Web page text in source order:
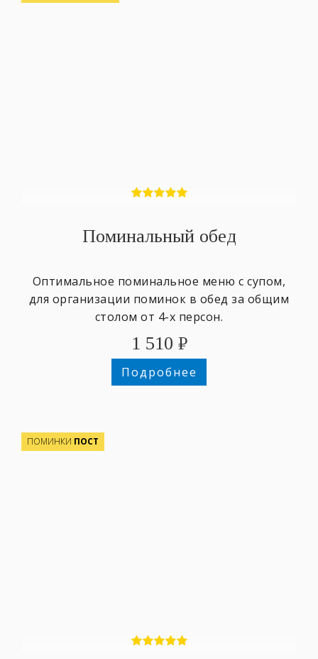
Поминальный обед
Оптимальное поминальное меню с супом,
для организации поминок в обед за общим
столом от 4-х персон.
1 510 ₽
Подробнее
ПОМИНКИ ПОСТ